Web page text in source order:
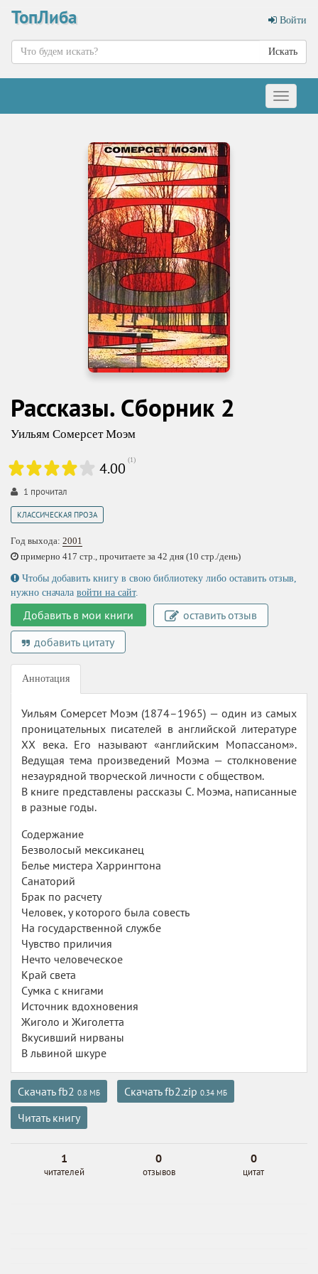
ТопЛиба Войти
Искать
Меню
Рассказы. Сборник 2
Уильям Сомерсет Моэм
4.00 (1)
1 прочитал
КЛАССИЧЕСКАЯ ПРОЗА
Год выхода: 2001
примерно 417 стр., прочитаете за 42 дня (10 стр./день)
Чтобы добавить книгу в свою библиотеку либо оставить отзыв,
нужно сначала войти на сайт.
Добавить в мои книги
оставить отзыв
добавить цитату
Аннотация
Уильям Сомерсет Моэм (1874–1965) — один из самых
проницательных писателей в английской литературе
XX века. Его называют «английским Мопассаном».
Ведущая тема произведений Моэма — столкновение
незаурядной творческой личности с обществом.
В книге представлены рассказы С. Моэма, написанные
в разные годы.
Содержание
Безволосый мексиканец
Белье мистера Харрингтона
Санаторий
Брак по расчету
Человек, у которого была совесть
На государственной службе
Чувство приличия
Нечто человеческое
Край света
Сумка с книгами
Источник вдохновения
Жиголо и Жиголетта
Вкусивший нирваны
В львиной шкуре
Скачать fb2 0.8 МБ Скачать fb2.zip 0.34 МБ
Читать книгу
1
читателей
0
отзывов
0
цитат